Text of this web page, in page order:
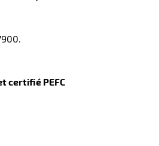
certifié PEFC